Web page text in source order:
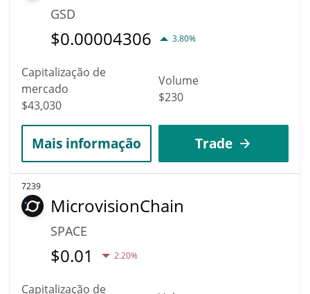
GSD
$0.00004306 3.80%
Capitalização de
mercado
$43,030
Volume
$230
Mais informação Trade
7239
MicrovisionChain
SPACE
$0.01 2.20%
Capitalização de